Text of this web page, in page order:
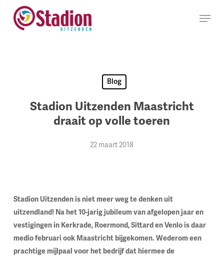
naar
hoofdinhoud
Menu
Blog
Stadion Uitzenden Maastricht
draait op volle toeren
22 maart 2018
Stadion Uitzenden is niet meer weg te denken uit
uitzendland! Na het 10-jarig jubileum van afgelopen jaar en
vestigingen in Kerkrade, Roermond, Sittard en Venlo is daar
medio februari ook Maastricht bijgekomen. Wederom een
prachtige mijlpaal voor het bedrijf dat hiermee de